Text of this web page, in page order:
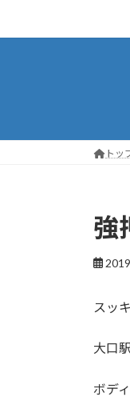
キ
に
トッ
強
スッ
大口
ボデ